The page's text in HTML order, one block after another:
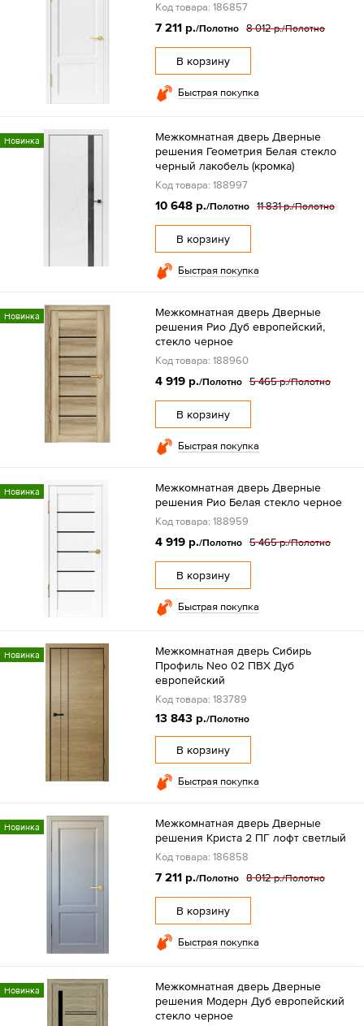
Код товара: 186857
7 211 р./Полотно 8 012 р./Полотно
В корзину
Быстрая покупка
Новинка
Межкомнатная дверь Дверные
решения Геометрия Белая стекло
черный лакобель (кромка)
Код товара: 188997
10 648 р./Полотно 11 831 р./Полотно
В корзину
Быстрая покупка
Новинка
Межкомнатная дверь Дверные
решения Рио Дуб европейский,
стекло черное
Код товара: 188960
4 919 р./Полотно 5 465 р./Полотно
В корзину
Быстрая покупка
Новинка
Межкомнатная дверь Дверные
решения Рио Белая стекло черное
Код товара: 188959
4 919 р./Полотно 5 465 р./Полотно
В корзину
Быстрая покупка
Новинка
Межкомнатная дверь Сибирь
Профиль Neo 02 ПВХ Дуб
европейский
Код товара: 183789
13 843 р./Полотно
В корзину
Быстрая покупка
Новинка
Межкомнатная дверь Дверные
решения Криста 2 ПГ лофт светлый
Код товара: 186858
7 211 р./Полотно 8 012 р./Полотно
В корзину
Быстрая покупка
Новинка
Межкомнатная дверь Дверные
решения Модерн Дуб европейский
стекло черное